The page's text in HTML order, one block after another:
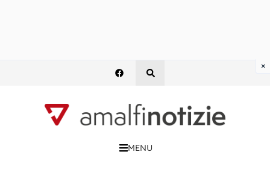
MENU
×